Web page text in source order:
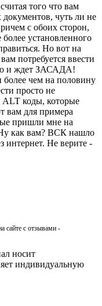
того что вам
документов, чуть ли не
с обоих сторон,
установленного
Но вот на
потребуется ввести
и ждет ЗАСАДА!
более чем на половину
просто не
ALT коды, которые
вам для примера
пришли мне на
как вам? ВСК нашло
интернет. Не верите -
сайте с отзывами -
носит
индивидуальную